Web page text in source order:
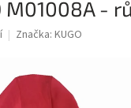
M01008A -
Značka: KUGO